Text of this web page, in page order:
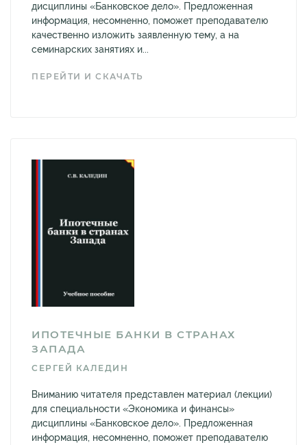
дисциплины «Банковское дело». Предложенная
информация, несомненно, поможет преподавателю
качественно изложить заявленную тему, а на
семинарских занятиях и...
ПЕРЕЙТИ И СКАЧАТЬ
ИПОТЕЧНЫЕ БАНКИ В СТРАНАХ
ЗАПАДА
СЕРГЕЙ КАЛЕДИН
Вниманию читателя представлен материал (лекции)
для специальности «Экономика и финансы»
дисциплины «Банковское дело». Предложенная
информация, несомненно, поможет преподавателю